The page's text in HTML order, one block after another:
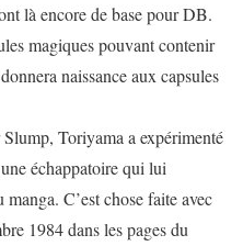
là encore de base pour DB.
magiques pouvant contenir
naissance aux capsules
Toriyama a expérimenté
échappatoire qui lui
C’est chose faite avec
1984 dans les pages du